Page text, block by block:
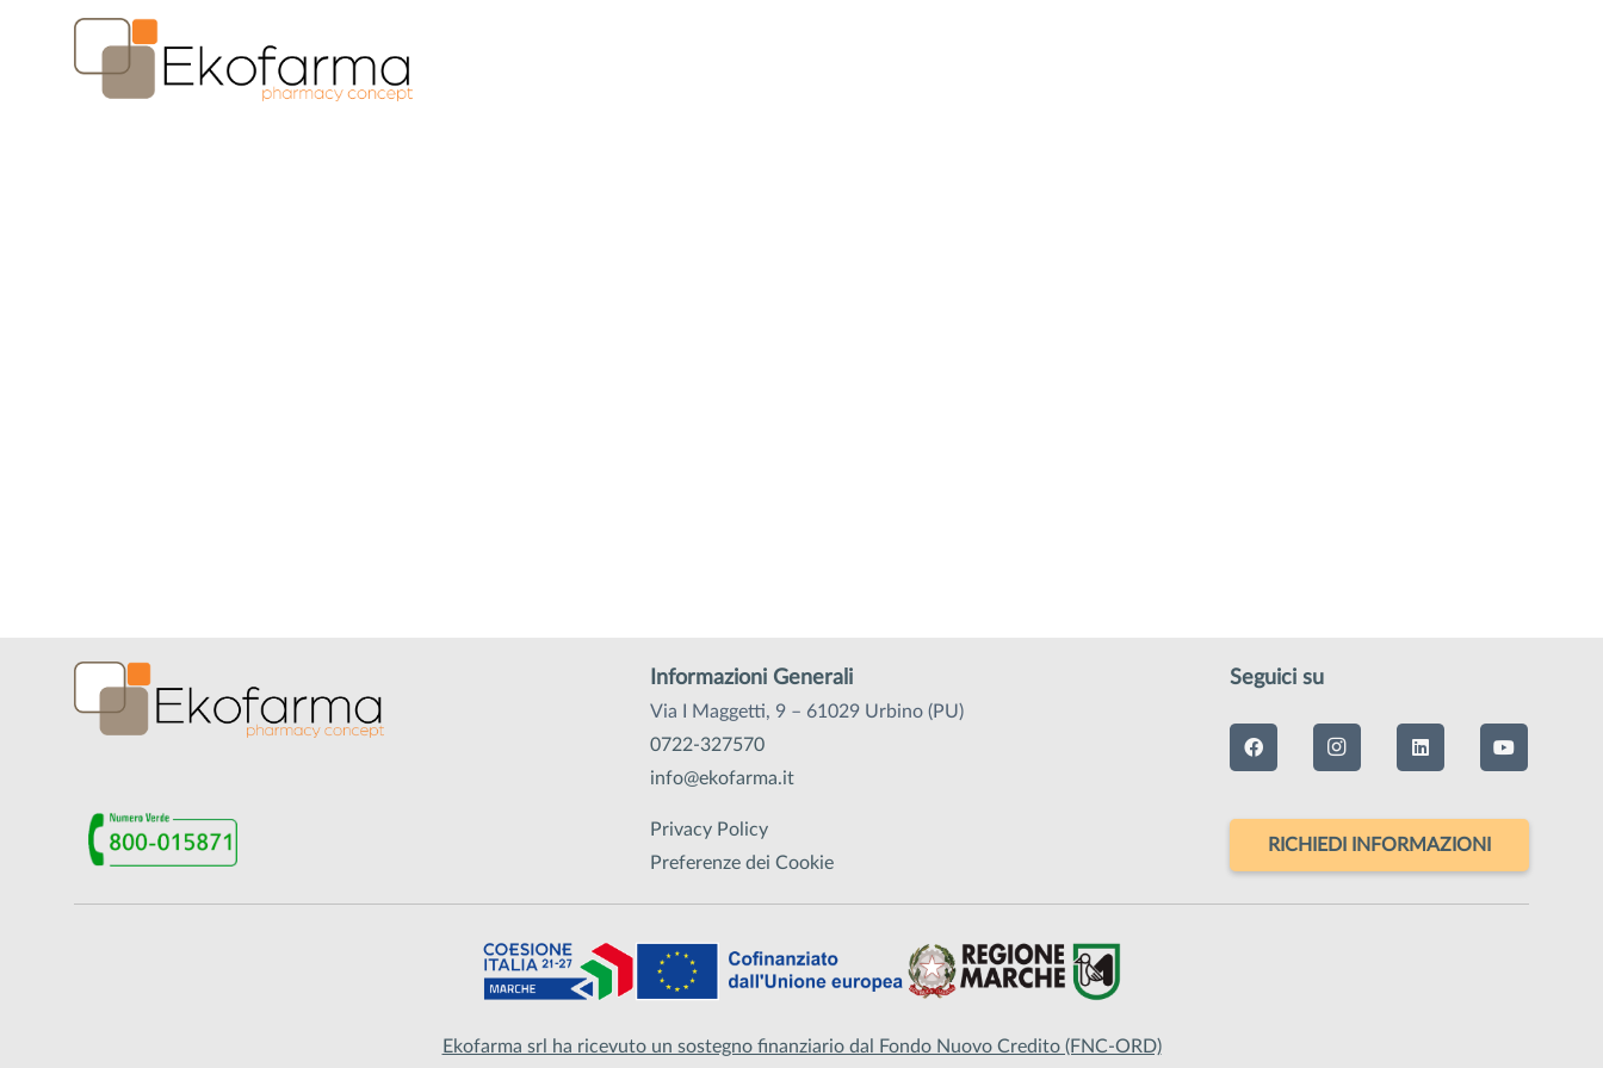
Informazioni Generali
Via I Maggetti, 9 – 61029 Urbino (PU)
0722-327570
info@ekofarma.it
Seguici su
Privacy Policy
Preferenze dei Cookie
RICHIEDI INFORMAZIONI
Ekofarma srl ha ricevuto un sostegno finanziario dal Fondo Nuovo Credito (FNC-ORD)